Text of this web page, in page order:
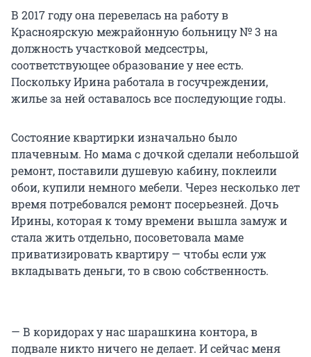
В 2017 году она перевелась на работу в
Красноярскую межрайонную больницу № 3 на
должность участковой медсестры,
соответствующее образование у нее есть.
Поскольку Ирина работала в госучреждении,
жилье за ней оставалось все последующие годы.
Состояние квартирки изначально было
плачевным. Но мама с дочкой сделали небольшой
ремонт, поставили душевую кабину, поклеили
обои, купили немного мебели. Через несколько лет
время потребовался ремонт посерьезней. Дочь
Ирины, которая к тому времени вышла замуж и
стала жить отдельно, посоветовала маме
приватизировать квартиру — чтобы если уж
вкладывать деньги, то в свою собственность.
— В коридорах у нас шарашкина контора, в
подвале никто ничего не делает. И сейчас меня